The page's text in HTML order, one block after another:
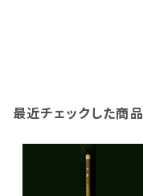
最近チェックした商品